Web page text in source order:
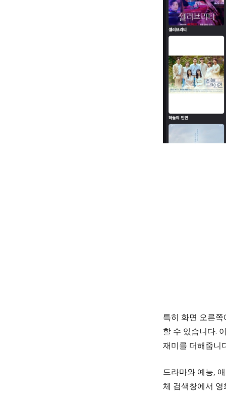
특히 화면 오른
할 수 있습니다.
재미를 더해줍니
드라마와 예능,
체 검색창에서 영